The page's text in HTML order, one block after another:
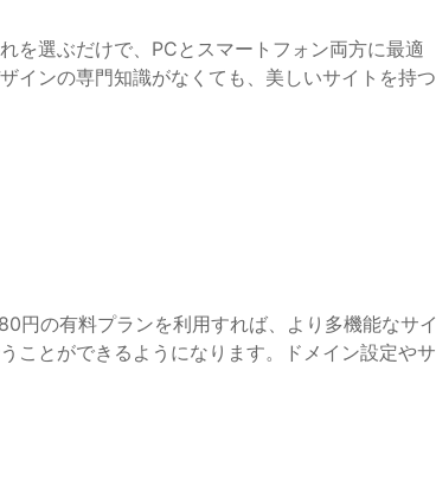
を選ぶだけで、PCとスマートフォン両方に最適
インの専門知識がなくても、美しいサイトを持つ
円の有料プランを利用すれば、より多機能なサイ
ことができるようになります。ドメイン設定やサ